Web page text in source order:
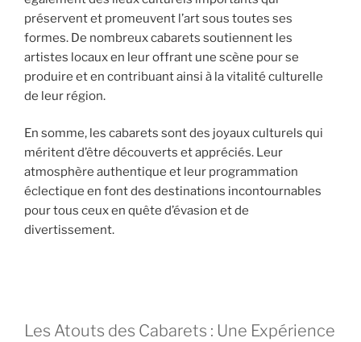
préservent et promeuvent l’art sous toutes ses
formes. De nombreux cabarets soutiennent les
artistes locaux en leur offrant une scène pour se
produire et en contribuant ainsi à la vitalité culturelle
de leur région.
En somme, les cabarets sont des joyaux culturels qui
méritent d’être découverts et appréciés. Leur
atmosphère authentique et leur programmation
éclectique en font des destinations incontournables
pour tous ceux en quête d’évasion et de
divertissement.
Les Atouts des Cabarets : Une Expérience